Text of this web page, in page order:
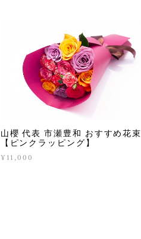
山櫻 代表 市瀬豊和 おすすめ花束
【ピンクラッピング】
¥11,000